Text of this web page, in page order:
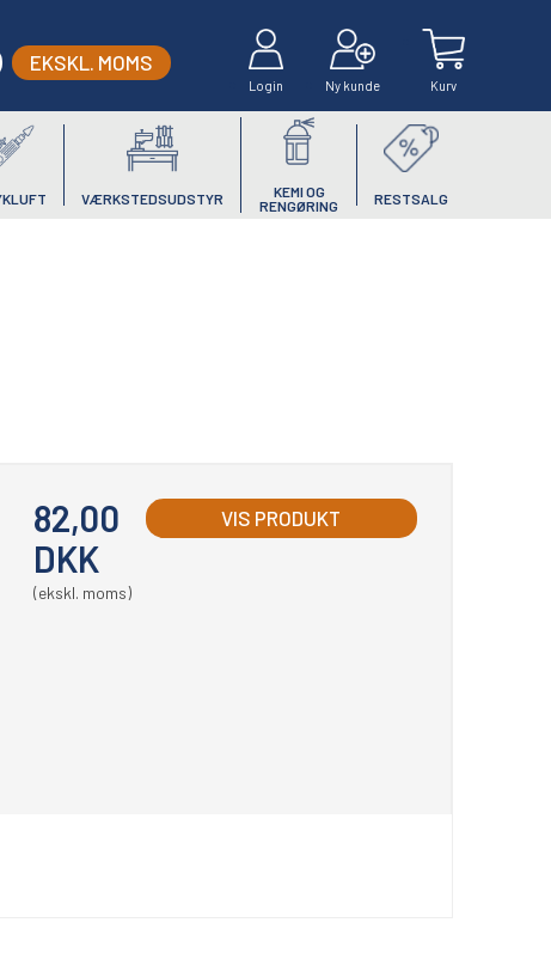
EKSKL. MOMS
Login Ny kunde Kurv
VÆRKSTEDSUDSTYR
KEMI OG
RENGØRING
RESTSALG
82,00
DKK
(ekskl. moms)
VIS PRODUKT